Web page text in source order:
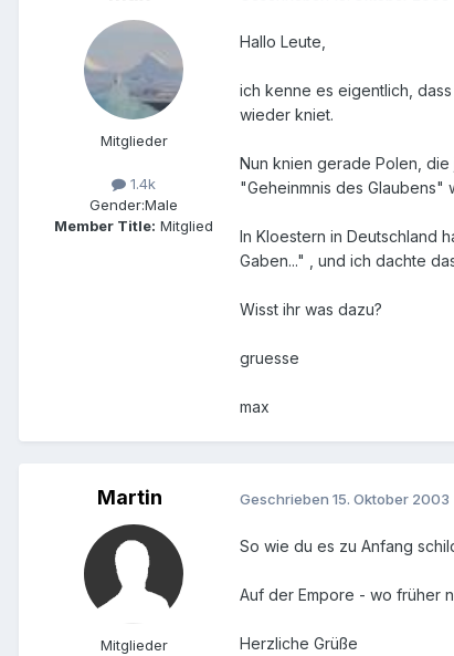
Mitglieder
1.4k
Gender:Male
Member Title: Mitglied
Hallo Leute,
ich kenne es eigentlich,
wieder kniet.
Nun knien gerade Polen,
"Geheinmnis des
In Kloestern in Deutschland
Gaben..." , und ich dachte
Wisst ihr was dazu?
gruesse
max
Martin
Mitglieder
Geschrieben 15. Oktober 2003
So wie du es zu Anfang
Auf der Empore - wo früher
Herzliche Grüße